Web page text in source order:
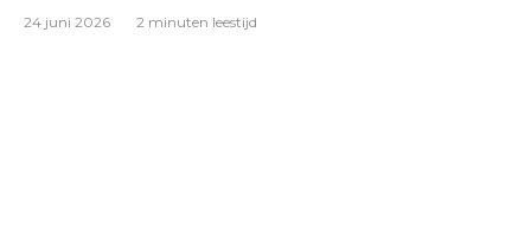
24 juni 2026 2 minuten leestijd